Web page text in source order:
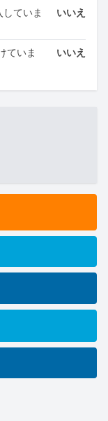
ていま
いいえ
ていま
いいえ